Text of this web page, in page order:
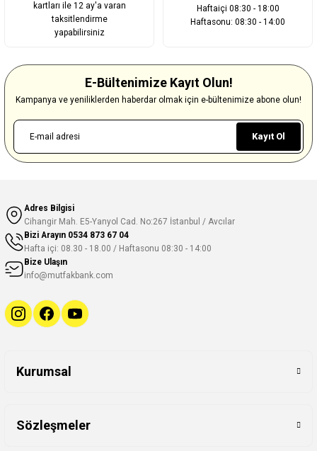
kartları ile 12 ay'a varan
taksitlendirme
yapabilirsiniz
Haftaiçi 08:30 - 18:00
Haftasonu: 08:30 - 14:00
E-Bültenimize Kayıt Olun!
Kampanya ve yeniliklerden haberdar olmak için e-bültenimize abone olun!
Kayıt Ol
Adres Bilgisi
Cihangir Mah. E5-Yanyol Cad. No:267 İstanbul / Avcılar
Bizi Arayın 0534 873 67 04
Hafta içi: 08.30 - 18.00 / Haftasonu 08:30 - 14:00
Bize Ulaşın
info@mutfakbank.com
Kurumsal
Sözleşmeler